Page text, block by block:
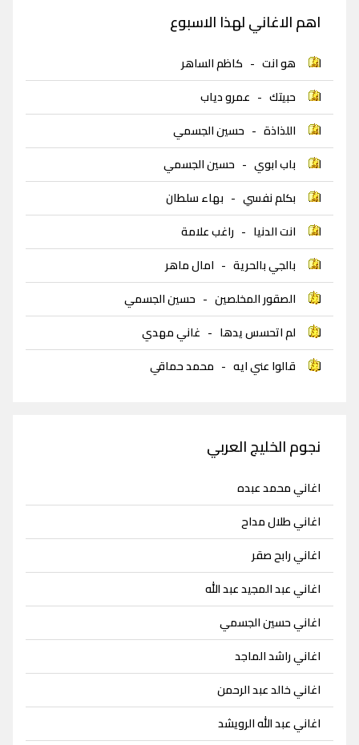
اهم الاغاني لهذا الاسبوع
هو انت - كاظم الساهر
حبيتك - عمرو دياب
اللذاذة - حسين الجسمي
باب ابوي - حسين الجسمي
بكلم نفسي - بهاء سلطان
انت الدنيا - راغب علامة
بالجي بالحرية - امال ماهر
الصقور المخلصين - حسين الجسمي
لم اتحسس يدها - غاني مهدي
قالوا عني ايه - محمد حماقي
نجوم الخليج العربي
اغاني محمد عبده
اغاني طلال مداح
اغاني رابح صقر
اغاني عبد المجيد عبد الله
اغاني حسين الجسمي
اغاني راشد الماجد
اغاني خالد عبد الرحمن
اغاني عبد الله الرويشد